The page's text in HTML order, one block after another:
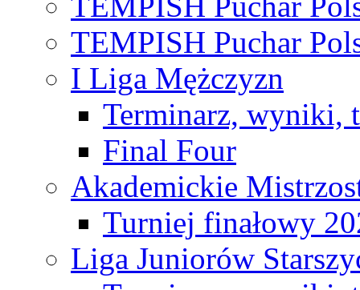
TEMPISH Puchar
I Liga Mężczyzn
Terminarz, wyniki,
Final Four
Akademickie
Turniej finałowy
Liga Juniorów